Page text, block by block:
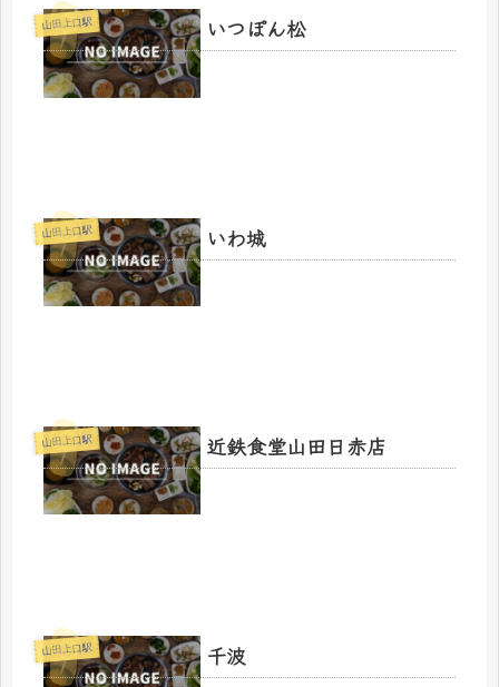
山田上口駅 いつぽん松
山田上口駅 いわ城
山田上口駅 近鉄食堂山田日赤店
山田上口駅 千波